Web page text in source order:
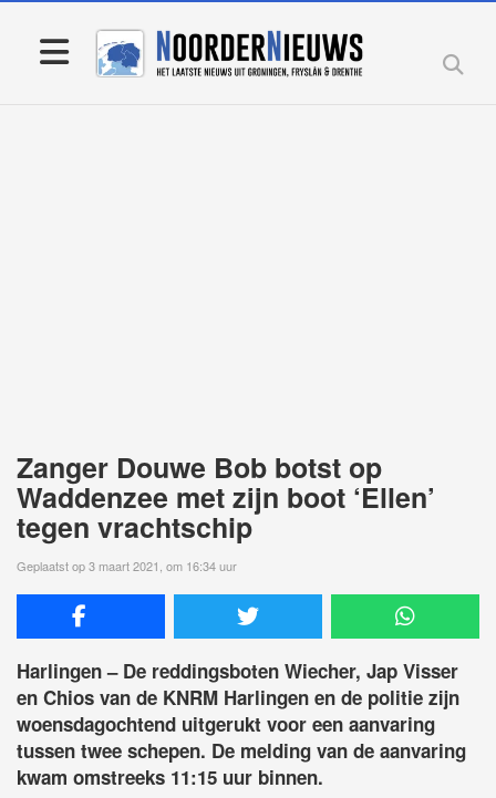
Zanger Douwe Bob botst op
Waddenzee met zijn boot ‘Ellen’
tegen vrachtschip
Geplaatst op 3 maart 2021, om 16:34 uur
Harlingen – De reddingsboten Wiecher, Jap Visser
en Chios van de KNRM Harlingen en de politie zijn
woensdagochtend uitgerukt voor een aanvaring
tussen twee schepen. De melding van de aanvaring
kwam omstreeks 11:15 uur binnen.